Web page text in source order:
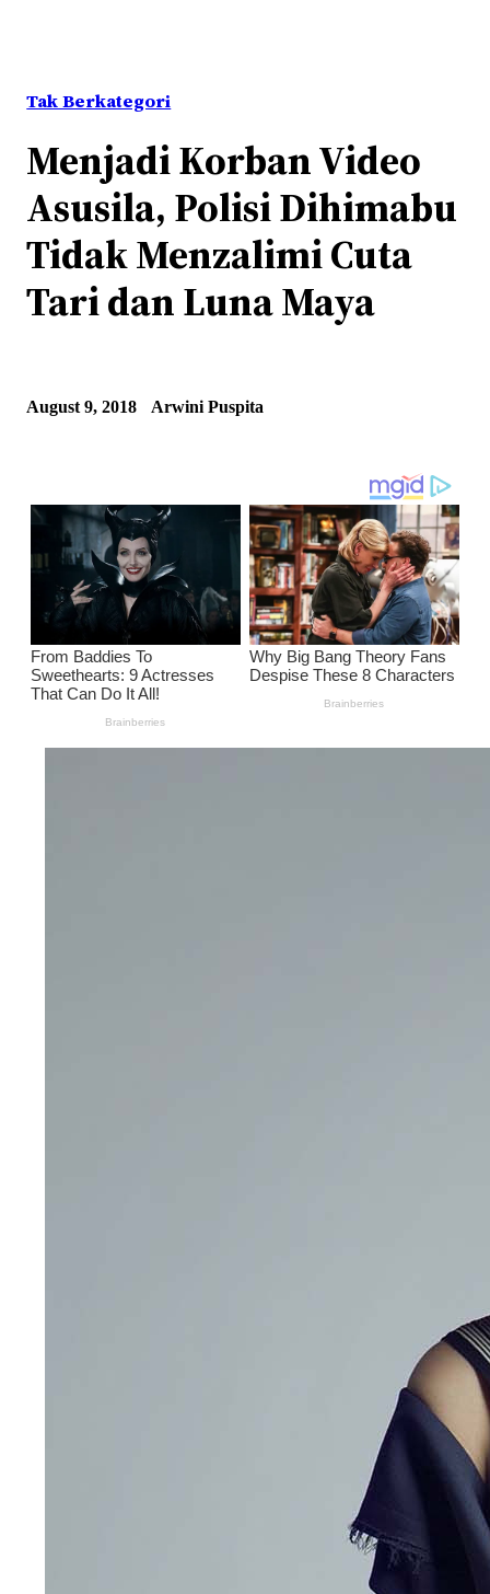
Tak Berkategori
Menjadi Korban Video
Asusila, Polisi Dihimabu
Tidak Menzalimi Cuta
Tari dan Luna Maya
August 9, 2018 Arwini Puspita